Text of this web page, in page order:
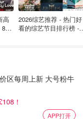
高
月
2026综艺推荐 - 热门好
看的综艺节目排行榜 -
区每周上新 大号粉牛
！
APP打开